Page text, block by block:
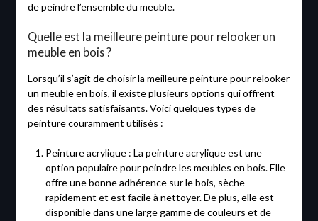
de peindre l’ensemble du meuble.
Quelle est la meilleure peinture pour relooker un
meuble en bois ?
Lorsqu’il s’agit de choisir la meilleure peinture pour relooker
un meuble en bois, il existe plusieurs options qui offrent
des résultats satisfaisants. Voici quelques types de
peinture couramment utilisés :
Peinture acrylique : La peinture acrylique est une
option populaire pour peindre les meubles en bois. Elle
offre une bonne adhérence sur le bois, sèche
rapidement et est facile à nettoyer. De plus, elle est
disponible dans une large gamme de couleurs et de